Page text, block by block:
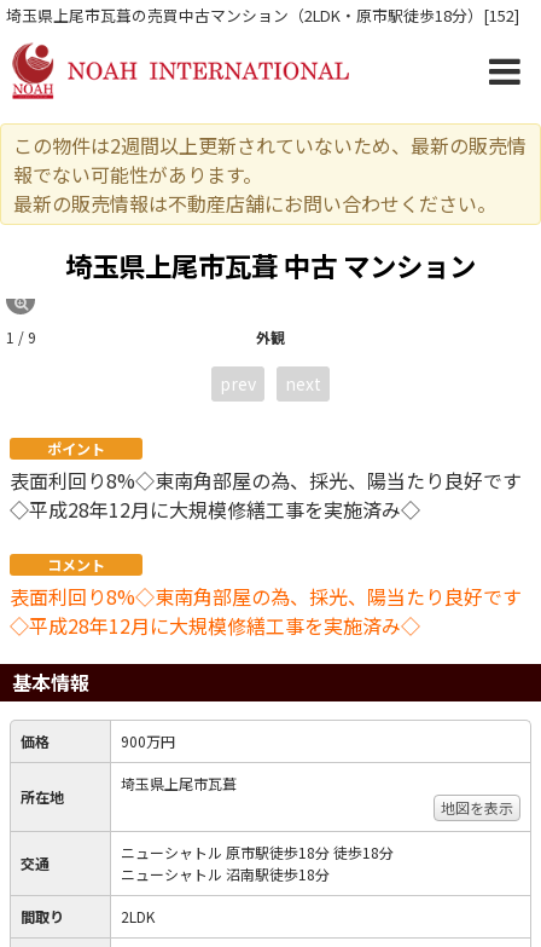
埼玉県上尾市瓦葺の売買中古マンション（2LDK・原市駅徒歩18分）[152]
この物件は2週間以上更新されていないため、最新の販売情
報でない可能性があります。
最新の販売情報は不動産店舗にお問い合わせください。
埼玉県上尾市瓦葺 中古 マンション
外観
1 / 9
prev next
ポイント
表面利回り8%◇東南角部屋の為、採光、陽当たり良好です
◇平成28年12月に大規模修繕工事を実施済み◇
コメント
表面利回り8%◇東南角部屋の為、採光、陽当たり良好です
◇平成28年12月に大規模修繕工事を実施済み◇
基本情報
価格 900万円
所在地
埼玉県上尾市瓦葺
地図を表示
交通
ニューシャトル 原市駅徒歩18分 徒歩18分
ニューシャトル 沼南駅徒歩18分
間取り 2LDK